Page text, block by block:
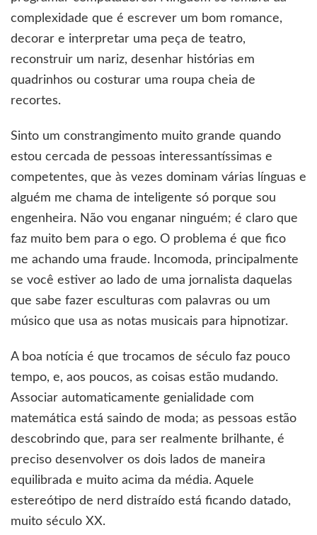
complexidade que é escrever um bom romance,
decorar e interpretar uma peça de teatro,
reconstruir um nariz, desenhar histórias em
quadrinhos ou costurar uma roupa cheia de
recortes.
Sinto um constrangimento muito grande quando
estou cercada de pessoas interessantíssimas e
competentes, que às vezes dominam várias línguas e
alguém me chama de inteligente só porque sou
engenheira. Não vou enganar ninguém; é claro que
faz muito bem para o ego. O problema é que fico
me achando uma fraude. Incomoda, principalmente
se você estiver ao lado de uma jornalista daquelas
que sabe fazer esculturas com palavras ou um
músico que usa as notas musicais para hipnotizar.
A boa notícia é que trocamos de século faz pouco
tempo, e, aos poucos, as coisas estão mudando.
Associar automaticamente genialidade com
matemática está saindo de moda; as pessoas estão
descobrindo que, para ser realmente brilhante, é
preciso desenvolver os dois lados de maneira
equilibrada e muito acima da média. Aquele
estereótipo de nerd distraído está ficando datado,
muito século XX.